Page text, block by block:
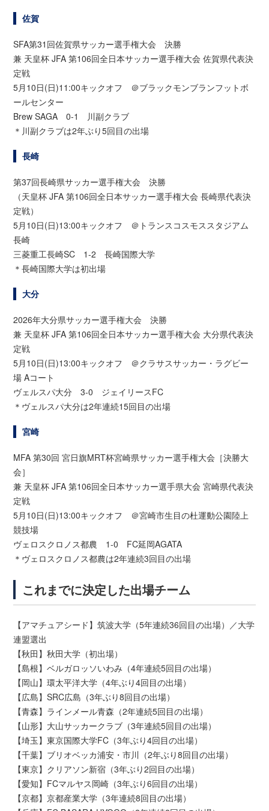
佐賀
SFA第31回佐賀県サッカー選手権大会 決勝
兼 天皇杯 JFA 第106回全日本サッカー選手権大会 佐賀県代表決
定戦
5月10日(日)11:00キックオフ ＠ブラックモンブランフットボ
ールセンター
Brew SAGA 0-1 川副クラブ
＊川副クラブは2年ぶり5回目の出場
長崎
第37回長崎県サッカー選手権大会 決勝
（天皇杯 JFA 第106回全日本サッカー選手権大会 長崎県代表決
定戦）
5月10日(日)13:00キックオフ ＠トランスコスモススタジアム
長崎
三菱重工長崎SC 1-2 長崎国際大学
＊長崎国際大学は初出場
大分
2026年大分県サッカー選手権大会 決勝
兼 天皇杯 JFA 第106回全日本サッカー選手権大会 大分県代表決
定戦
5月10日(日)13:00キックオフ ＠クラサスサッカー・ラグビー
場 Aコート
ヴェルスパ大分 3-0 ジェイリースFC
＊ヴェルスパ大分は2年連続15回目の出場
宮崎
MFA 第30回 宮日旗MRT杯宮崎県サッカー選手権大会［決勝大
会］
兼 天皇杯 JFA 第106回全日本サッカー選手県大会 宮崎県代表決
定戦
5月10日(日)13:00キックオフ ＠宮崎市生目の杜運動公園陸上
競技場
ヴェロスクロノス都農 1-0 FC延岡AGATA
＊ヴェロスクロノス都農は2年連続3回目の出場
これまでに決定した出場チーム
【アマチュアシード】筑波大学（5年連続36回目の出場）／大学
連盟選出
【秋田】秋田大学（初出場）
【島根】ベルガロッソいわみ（4年連続5回目の出場）
【岡山】環太平洋大学（4年ぶり4回目の出場）
【広島】SRC広島（3年ぶり8回目の出場）
【青森】ラインメール青森（2年連続5回目の出場）
【山形】大山サッカークラブ（3年連続5回目の出場）
【埼玉】東京国際大学FC（3年ぶり4回目の出場）
【千葉】ブリオベッカ浦安・市川（2年ぶり8回目の出場）
【東京】クリアソン新宿（3年ぶり2回目の出場）
【愛知】FCマルヤス岡崎（3年ぶり6回目の出場）
【京都】京都産業大学（3年連続8回目の出場）